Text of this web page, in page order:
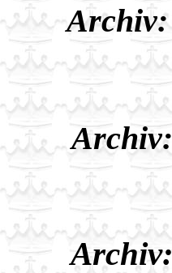
Archiv:
Archiv:
Archiv: